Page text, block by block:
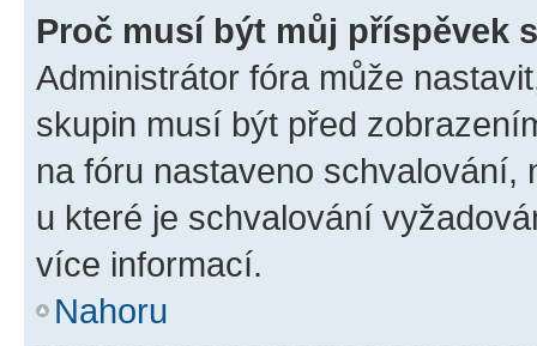
Proč musí být můj příspěvek
Administrátor fóra může
skupin musí být před
na fóru nastaveno schvalování,
u které je schvalování
více informací.
Nahoru